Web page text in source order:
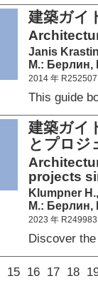
建築ガイ
Janis
М.: Берлин,
2014 年 R252507
This guide
建築ガ
とプロジ
projects
Klumpner
М.: Берлин,
2023 年 R249983
Discover
15 16 17 18